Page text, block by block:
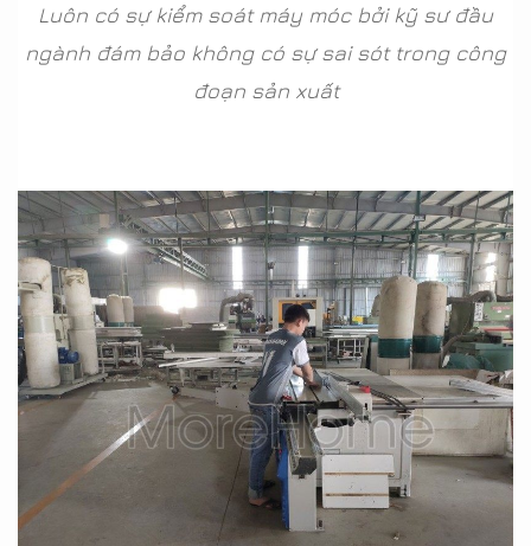
Luôn có sự kiểm soát máy móc bởi kỹ sư đầu
ngành đám bảo không có sự sai sót trong công
đoạn sản xuất